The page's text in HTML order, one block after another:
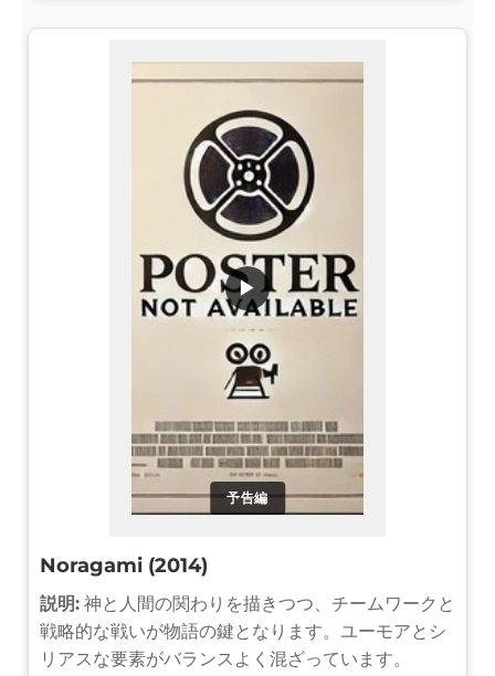
予告編
▶
Noragami (2014)
説明: 神と人間の関わりを描きつつ、チームワークと
戦略的な戦いが物語の鍵となります。ユーモアとシ
リアスな要素がバランスよく混ざっています。